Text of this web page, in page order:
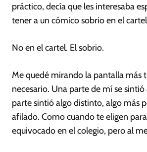
práctico, decía que les interesaba
tener a un cómico sobrio en el
Noen el cartel. Elsobrio.
Me quedé mirando la pantalla más
necesario. Una parte de mí se
parte sintió algo distinto, algo más
afilado. Como cuando te eligen
equivocado en el colegio, pero al